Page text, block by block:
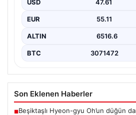
USD 47.61
EUR 55.11
ALTIN 6516.6
BTC 3071472
Son Eklenen Haberler
■Beşiktaşlı Hyeon-gyu Oh’un düğün